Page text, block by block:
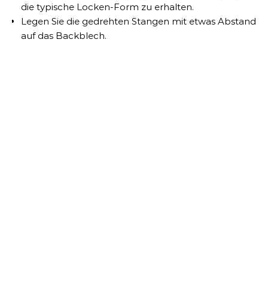
die typische Locken-Form zu erhalten.
Legen Sie die gedrehten Stangen mit etwas Abstand
auf das Backblech.